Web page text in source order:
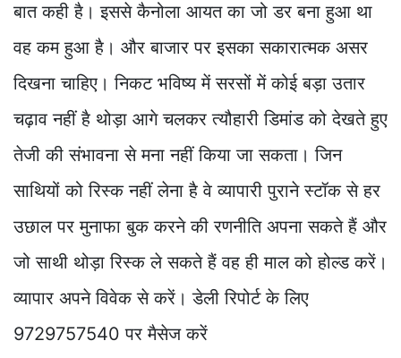
बात कही है। इससे कैनोला आयत का जो डर बना हुआ था
वह कम हुआ है। और बाजार पर इसका सकारात्मक असर
दिखना चाहिए। निकट भविष्य में सरसों में कोई बड़ा उतार
चढ़ाव नहीं है थोड़ा आगे चलकर त्यौहारी डिमांड को देखते हुए
तेजी की संभावना से मना नहीं किया जा सकता। जिन
साथियों को रिस्क नहीं लेना है वे व्यापारी पुराने स्टॉक से हर
उछाल पर मुनाफा बुक करने की रणनीति अपना सकते हैं और
जो साथी थोड़ा रिस्क ले सकते हैं वह ही माल को होल्ड करें।
व्यापार अपने विवेक से करें। डेली रिपोर्ट के लिए
9729757540 पर मैसेज करें